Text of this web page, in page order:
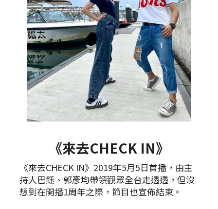
《來去CHECK IN》
《來去CHECK IN》2019年5月5日首播，由主
持人巴鈺、郭彥均帶領觀眾全台走透透，但沒
想到在開播1周年之際，節目也宣佈結束。